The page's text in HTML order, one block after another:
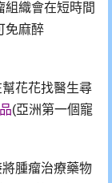
組織會在短時間
免麻醉
花花找醫生尋
(亞洲第一個寵
腫瘤治療藥物